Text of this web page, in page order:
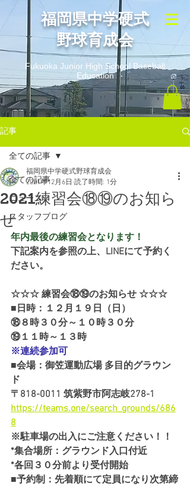
​福岡県中学硬式
野球育成会
Fukuoka Junior High School Baseball
Education
記事
全ての記事
ニュース
スタッフブログ
全ての記事
2021練習会⑱⑲のお知ら
せ
福岡県中学硬式野球育成会
2021年12月6日 読了時間: 1分
年内最後の練習会となります！
下記案内を参照の上、LINEにて予約く
ださい。
☆☆☆ 練習会⑱⑲のお知らせ ☆☆☆
■日時：１２月１９日（日）
⑱８時３０分～１０時３０分
⑲１１時～１３時
※連続参加可
■会場：御笠運動広場 多目的グラウン
ド
〒818-0011 筑紫野市阿志岐278-1
https://teams.one/search_grounds/686
8
※駐車場の出入にご注意ください！！
*集合場所：グラウンド入口付近
*各回３０分前より受付開始
■予約制：先着順にて定員になり次第締